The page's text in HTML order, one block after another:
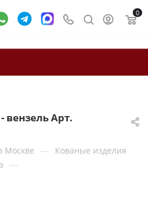
0
вензель Арт.
Москве — Кованые изделия
—